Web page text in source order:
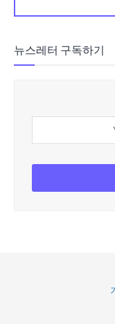
뉴스레터 구독하기